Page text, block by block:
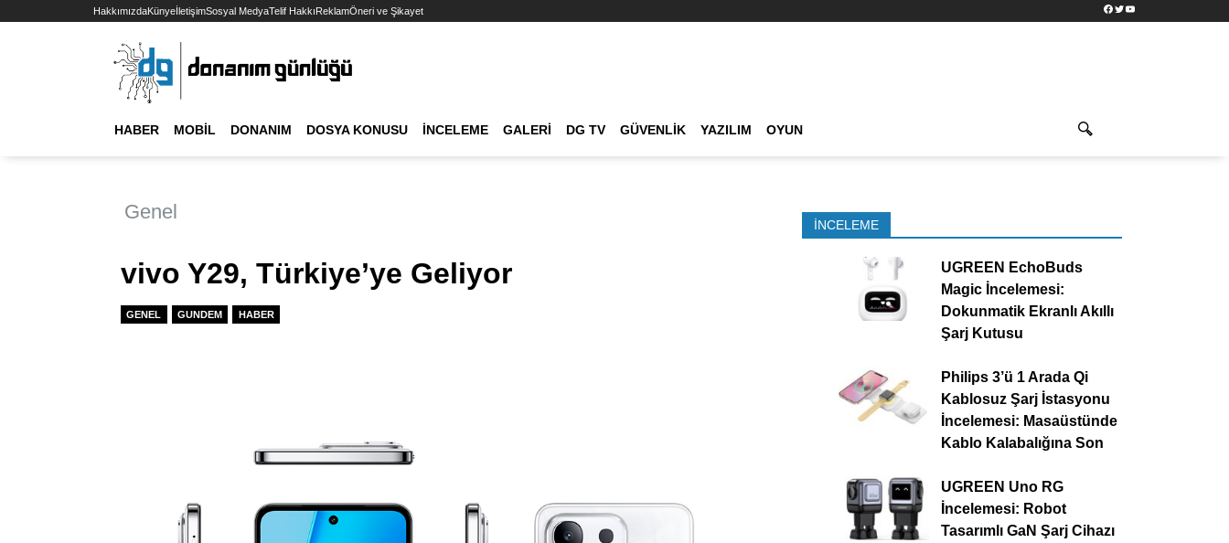
HakkımızdaKünyeİletişimSosyal MedyaTelif HakkıReklamÖneri ve Şikayet Facebook
TwitterYouTube
HABER MOBIL DONANIM DOSYA KONUSU İNCELEME GALERI DG TV GÜVENLIK YAZILIM OYUN
Genel
vivo Y29, Türkiye’ye Geliyor
GENEL GUNDEM HABER
İNCELEME
UGREEN EchoBuds
Magic İncelemesi:
Dokunmatik Ekranlı Akıllı
Şarj Kutusu
Philips 3’ü 1 Arada Qi
Kablosuz Şarj İstasyonu
İncelemesi: Masaüstünde
Kablo Kalabalığına Son
UGREEN Uno RG
İncelemesi: Robot
Tasarımlı GaN Şarj Cihazı